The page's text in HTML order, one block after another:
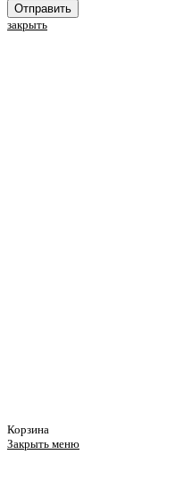
Отправить
закрыть
Корзина
Закрыть меню